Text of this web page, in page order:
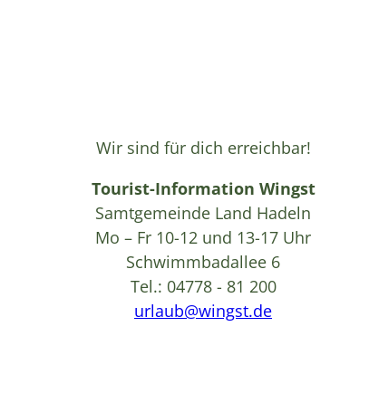
Wir sind für dich erreichbar!
Tourist-Information Wingst
Samtgemeinde Land Hadeln
Mo – Fr 10-12 und 13-17 Uhr
Schwimmbadallee 6
Tel.: 04778 - 81 200
urlaub@wingst.de